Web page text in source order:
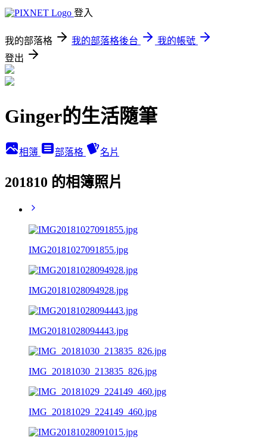
登入
我的部落格 我的部落格後台
我的帳號
登出
Ginger的生活隨筆
相簿 部落格 名片
201810 的相簿照片
IMG20181027091855.jpg
IMG20181028094928.jpg
IMG20181028094443.jpg
IMG_20181030_213835_826.jpg
IMG_20181029_224149_460.jpg